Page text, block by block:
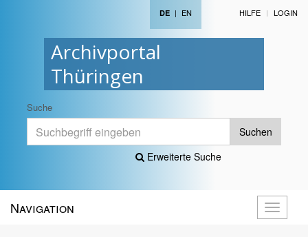
Archivportal
Thüringen
DE | EN HILFE LOGIN
Suche
Suchen
Erweiterte Suche
öffnen
Navigation